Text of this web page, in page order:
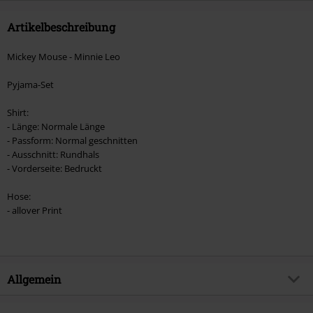
Artikelbeschreibung
Mickey Mouse - Minnie Leo
Pyjama-Set
Shirt:
- Länge: Normale Länge
- Passform: Normal geschnitten
- Ausschnitt: Rundhals
- Vorderseite: Bedruckt
Hose:
- allover Print
Allgemein